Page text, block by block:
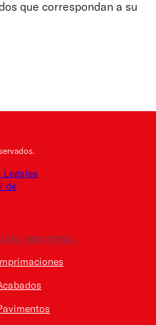
que correspondan a su
Legales
de
INDUSTRIAL